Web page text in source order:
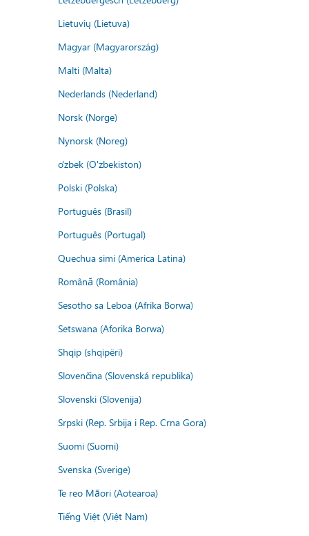
Lietuvių (Lietuva)
Magyar (Magyarország)
Malti (Malta)
Nederlands (Nederland)
Norsk (Norge)
Nynorsk (Noreg)
o'zbek (O'zbekiston)
Polski (Polska)
Português (Brasil)
Português (Portugal)
Quechua simi (America Latina)
Română (România)
Sesotho sa Leboa (Afrika Borwa)
Setswana (Aforika Borwa)
Shqip (shqipëri)
Slovenčina (Slovenská republika)
Slovenski (Slovenija)
Srpski (Rep. Srbija i Rep. Crna Gora)
Suomi (Suomi)
Svenska (Sverige)
Te reo Māori (Aotearoa)
Tiếng Việt (Việt Nam)